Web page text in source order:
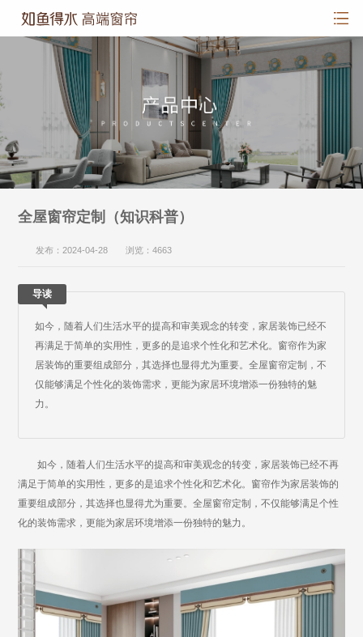
全屋窗帘定制（知识科普）
发布：2024-04-28 浏览：4663
导读
如今，随着人们生活水平的提高和审美观念的转变，家居装饰已经不
再满足于简单的实用性，更多的是追求个性化和艺术化。窗帘作为家
居装饰的重要组成部分，其选择也显得尤为重要。全屋窗帘定制，不
仅能够满足个性化的装饰需求，更能为家居环境增添一份独特的魅
力。
如今，随着人们生活水平的提高和审美观念的转变，家居装饰已经不再
满足于简单的实用性，更多的是追求个性化和艺术化。窗帘作为家居装饰的
重要组成部分，其选择也显得尤为重要。全屋窗帘定制，不仅能够满足个性
化的装饰需求，更能为家居环境增添一份独特的魅力。